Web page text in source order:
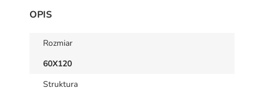
OPIS
Rozmiar
60X120
Struktura